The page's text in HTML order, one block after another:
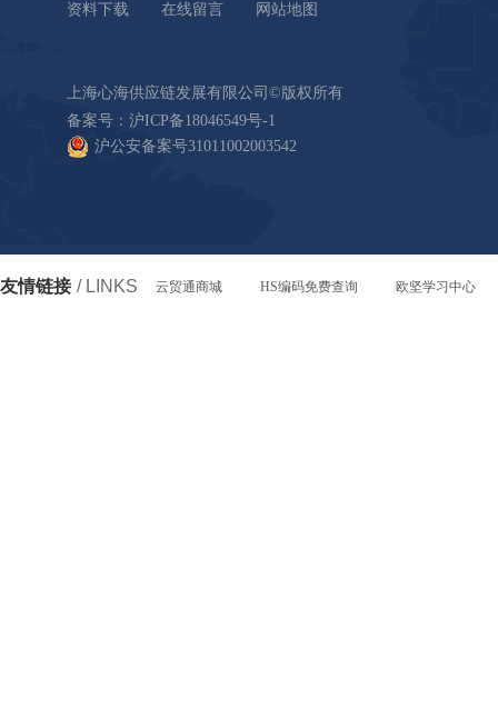
资料下载
在线留言 网站地图
上海心海供应链发展有限公司©版权所有
备案号： 沪ICP备18046549号-1
沪公安备案号31011002003542
友情链接 / LINKS 云贸通商城 HS编码免费查询 欧坚学习中心